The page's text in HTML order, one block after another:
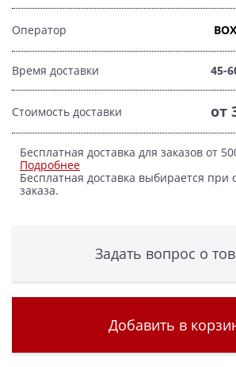
Оператор
Время доставки 45-
Стоимость доставки от
Бесплатная доставка для заказов от
Подробнее
Бесплатная доставка выбирается
заказа.
Задать вопрос о
Добавить в